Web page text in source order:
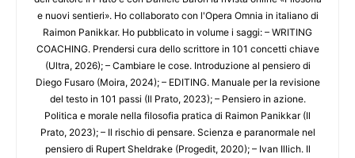
e nuovi sentieri». Ho collaborato con l'Opera Omnia in italiano di
Raimon Panikkar. Ho pubblicato in volume i saggi: – WRITING
COACHING. Prendersi cura dello scrittore in 101 concetti chiave
(Ultra, 2026); – Cambiare le cose. Introduzione al pensiero di
Diego Fusaro (Moira, 2024); – EDITING. Manuale per la revisione
del testo in 101 passi (Il Prato, 2023); – Pensiero in azione.
Politica e morale nella filosofia pratica di Raimon Panikkar (Il
Prato, 2023); – Il rischio di pensare. Scienza e paranormale nel
pensiero di Rupert Sheldrake (Progedit, 2020); – Ivan Illich. Il